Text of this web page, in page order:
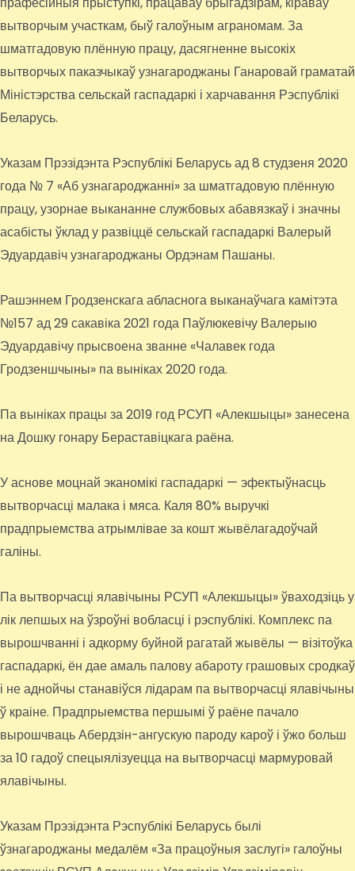
вытворчым участкам, быў галоўным аграномам. За
шматгадовую плённую працу, дасягненне высокіх
вытворчых паказчыкаў узнагароджаны Ганаровай граматай
Міністэрства сельскай гаспадаркі і харчавання Рэспублікі
Беларусь.
Указам Прэзідэнта Рэспублікі Беларусь ад 8 студзеня 2020
года № 7 «Аб узнагароджанні» за шматгадовую плённую
працу, узорнае выкананне службовых абавязкаў і значны
асабісты ўклад у развіццё сельскай гаспадаркі Валерый
Эдуардавіч узнагароджаны Ордэнам Пашаны.
Рашэннем Гродзенскага абласнога выканаўчага камітэта
№157 ад 29 сакавіка 2021 года Паўлюкевічу Валерыю
Эдуардавічу прысвоена званне «Чалавек года
Гродзеншчыны» па выніках 2020 года.
Па выніках працы за 2019 год РСУП «Алекшыцы» занесена
на Дошку гонару Бераставіцкага раёна.
У аснове моцнай эканомікі гаспадаркі — эфектыўнасць
вытворчасці малака і мяса. Каля 80% выручкі
прадпрыемства атрымлівае за кошт жывёлагадоўчай
галіны.
Па вытворчасці ялавічыны РСУП «Алекшыцы» ўваходзіць у
лік лепшых на ўзроўні вобласці і рэспублікі. Комплекс па
вырошчванні і адкорму буйной рагатай жывёлы — візітоўка
гаспадаркі, ён дае амаль палову абароту грашовых сродкаў
і не аднойчы станавіўся лідарам па вытворчасці ялавічыны
ў краіне. Прадпрыемства першымі ў раёне пачало
вырошчваць Абердзін-ангускую пароду кароў і ўжо больш
за 10 гадоў спецыялізуецца на вытворчасці мармуровай
ялавічыны.
Указам Прэзідэнта Рэспублікі Беларусь былі
ўзнагароджаны медалём «За працоўныя заслугі» галоўны